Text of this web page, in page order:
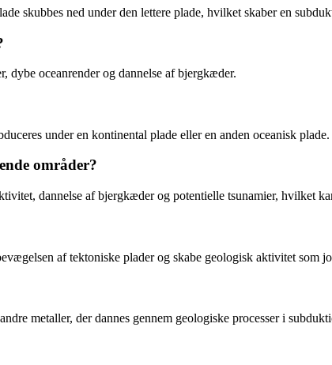
skubbes ned under den lettere plade, hvilket skaber en
oceanrender og dannelse af bjergkæder.
under en kontinental plade eller en anden oceanisk plade.
områder?
dannelse af bjergkæder og potentielle tsunamier, hvilket
af tektoniske plader og skabe geologisk aktivitet som
metaller, der dannes gennem geologiske processer i